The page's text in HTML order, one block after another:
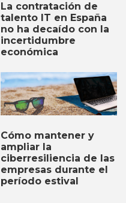
La contratación de
talento IT en España
no ha decaído con la
incertidumbre
económica
Cómo mantener y
ampliar la
ciberresiliencia de las
empresas durante el
período estival